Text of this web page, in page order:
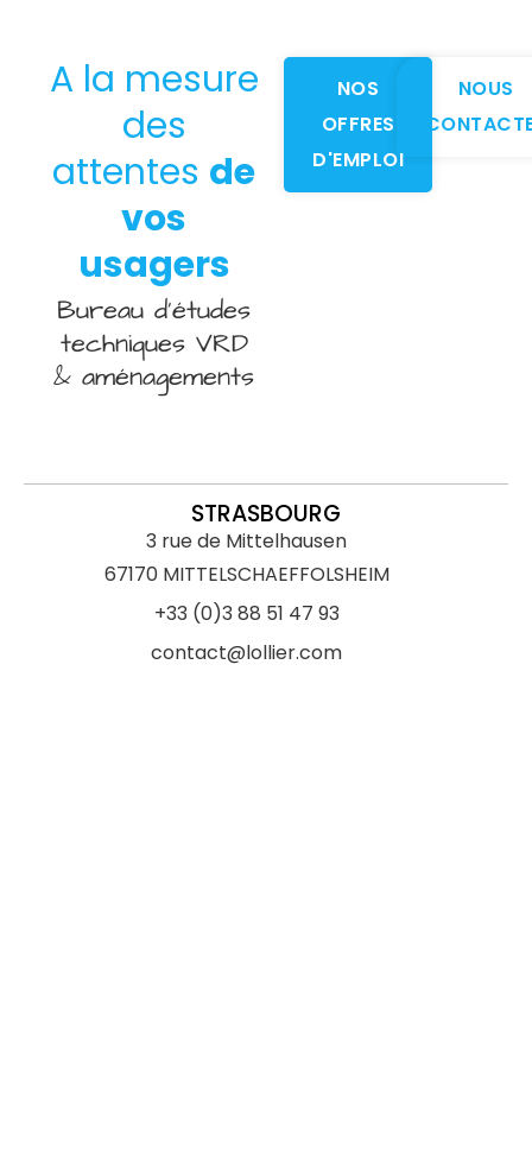
A la mesure
des
attentes de
vos
usagers
Bureau d’études
techniques VRD
& aménagements
NOS
OFFRES
D'EMPLOI
NOUS
STRASBOURG
3 rue de Mittelhausen
67170 MITTELSCHAEFFOLSHEIM
+33 (0)3 88 51 47 93
contact@lollier.com